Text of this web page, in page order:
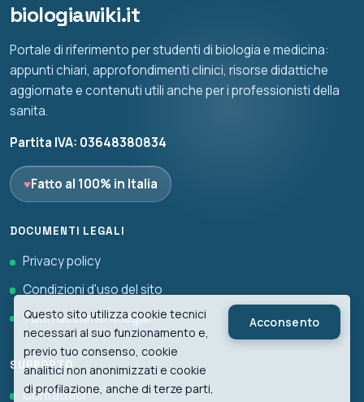
biologiawiki.it
Portale di riferimento per studenti di biologia e medicina:
appunti chiari, approfondimenti clinici, risorse didattiche
aggiornate e contenuti utili anche per i professionisti della
sanita.
Partita IVA: 03648380834
♥Fatto al 100% in Italia
DOCUMENTI LEGALI
Privacy policy
Condizioni d'uso del sito
Tutti i documenti legali
SUPPORTO
Contattaci
Questo sito utilizza cookie tecnici
necessari al suo funzionamento e,
previo tuo consenso, cookie
analitici non anonimizzati e cookie
di profilazione, anche di terze parti,
Acconsento